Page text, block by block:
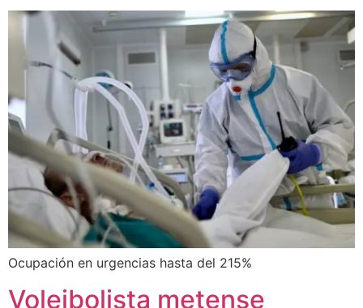
Ocupación en urgencias hasta del 215%
Voleibolista metense